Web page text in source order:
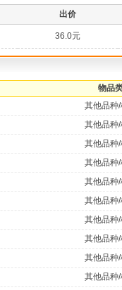
出价
36.0元
物品
其他品种
其他品种
其他品种
其他品种
其他品种
其他品种
其他品种
其他品种
其他品种
其他品种